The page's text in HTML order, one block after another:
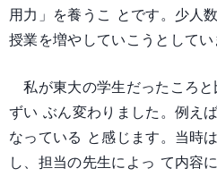
用力」を養うこ とです。少人
授業を増やしていこうとしてい
私が東大の学生だったころ
ずい ぶん変わりました。例え
なっている と感じます。当時
し、担当の先生によっ て内容